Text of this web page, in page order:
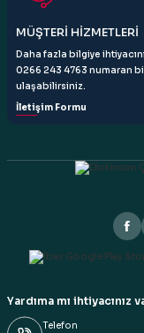
MÜŞTERİ HİZMETLERİ
Daha fazla bilgiye
0266 243 4763 numaran
ulaşabilirsiniz.
İletişim Formu
Yardıma mı ihtiyacınız
Telefon